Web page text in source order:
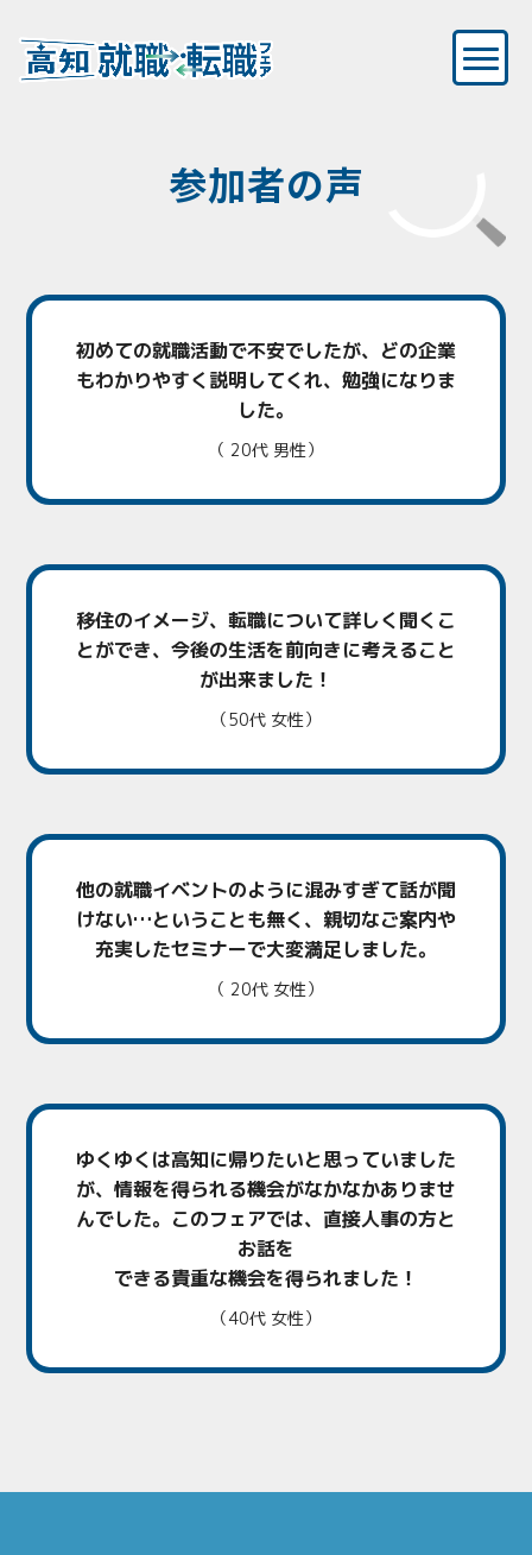
参加者の声
初めての就職活動で不安でしたが、 どの企業
もわかりやすく説明してくれ、 勉強になりま
した。
（ 20代 男性）
移住のイメージ、転職について詳しく聞くこ
とができ、 今後の生活を前向きに考えること
が出来ました！
（50代 女性）
他の就職イベントのように混みすぎて話が聞
けない…ということも無く、親切なご案内や
充実したセミナーで大変満足しました。
（ 20代 女性）
ゆくゆくは高知に帰りたいと思っていました
が、情報を得られる機会がなかなかありませ
んでした。 このフェアでは、直接人事の方と
お話を
できる貴重な機会を得られました！
（40代 女性）